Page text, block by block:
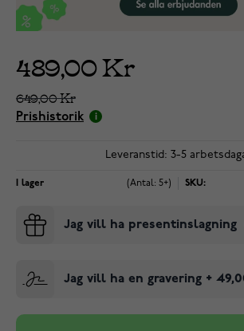
489,00 Kr
649,00 Kr
Prishistorik
Leveranstid: 3-5
I lager (Antal: 5+) SKU:
Jag vill ha presentinslagning
Jag vill ha en gravering +